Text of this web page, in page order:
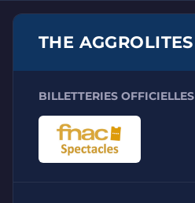
THE AGGROLITES
BILLETTERIES OFFICIELLES